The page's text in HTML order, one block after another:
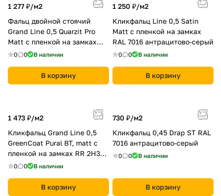
1 277 ₽/м2
Фальц двойной стоячий
Grand Line 0,5 Quarzit Pro
Matt с пленкой на замках
RAL 7016 антрацитово-серый
0 0 В наличии
В корзину
1 250 ₽/м2
Кликфальц Line 0,5 Satin
Мatt с пленкой на замках
RAL 7016 антрацитово-серый
0 0 В наличии
В корзину
1 473 ₽/м2
Кликфальц Grand Line 0,5
GreenCoat Pural BT, matt с
пленкой на замках RR 2Н3
(RAL 7016 антрацитово-
0 0 В наличии
В корзину
730 ₽/м2
Кликфальц 0,45 Drap ST RAL
7016 антрацитово-серый
0 0 В наличии
В корзину